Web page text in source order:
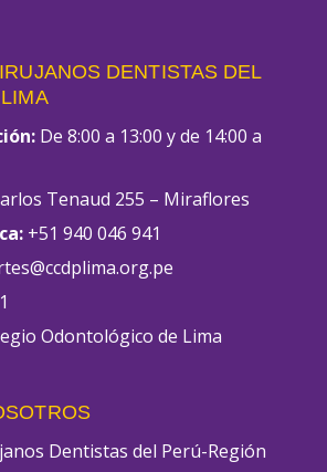
DENTISTAS DEL
De 8:00 a 13:00 y de 14:00 a
Tenaud 255 – Miraflores
+51 940 046 941
Odontológico de Lima
Dentistas del Perú-Región